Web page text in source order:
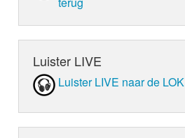
Luister LIVE
Luister LIVE naar de LOK